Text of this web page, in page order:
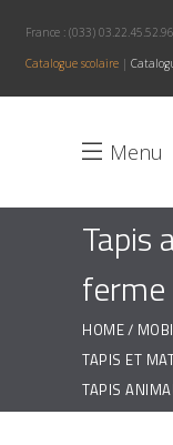
France : (033) 03.22.45.52.96
Catalogue scolaire |
Menu
Tapis
ferme
HOME
TAPIS ET
TAPIS